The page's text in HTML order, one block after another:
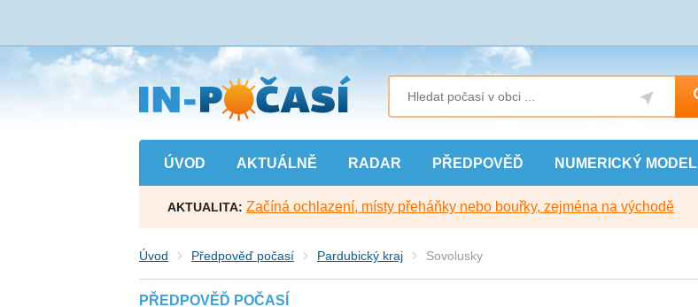
Přejít
na
hlavní
obsah
ÚVOD AKTUÁLNĚ RADAR PŘEDPOVĚĎ NUMERICKÝ MODEL
AKTUALITA: Začíná ochlazení, místy přeháňky nebo bouřky, zejména na východě
Úvod Předpověď počasí Pardubický kraj Sovolusky
PŘEDPOVĚĎ POČASÍ